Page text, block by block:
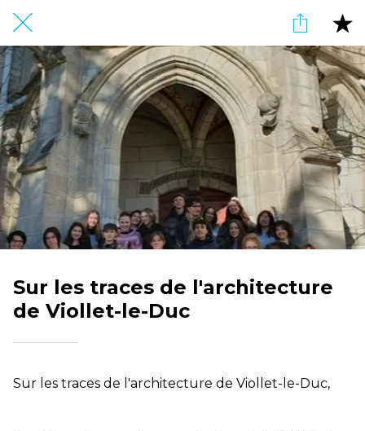
Sur les traces de l'architecture
de Viollet-le-Duc
Sur les traces de l'architecture de Viollet-le-Duc,